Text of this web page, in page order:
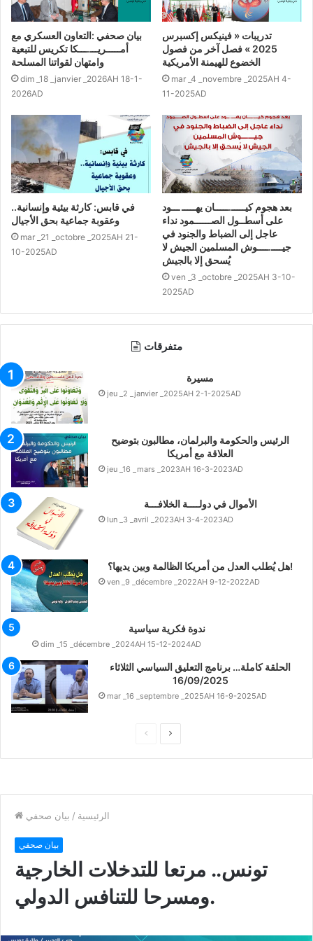
بيان صحفي :التعاون العسكري مع
أمـــــريـــ.ـــكا تكريس للتبعية
وامتهان لقواتنا المسلحة
dim _18 _janvier _2026AH 18-1-
2026AD
تدريبات « فينيكس إكسبرس
2025 » فصل آخر من فصول
الخضوع للهيمنة الأمريكية
mar _4 _novembre _2025AH 4-
11-2025AD
في قابس: كارثة بيئية وإنسانية..
وعقوبة جماعية بحق الأجيال
mar _21 _octobre _2025AH 21-
10-2025AD
بعد هجوم كيـــــ.ـــــان يهـــــ ـــود
على أسطــول الصــــــمود نداء
عاجل إلى الضباط والجنود في
جيــــ.ــــوش المسلمين الجيش لا
يُسحق إلا بالجيش
ven _3 _octobre _2025AH 3-10-
2025AD
متفرقات
مسيرة
jeu _2 _janvier _2025AH 2-1-2025AD
الرئيس والحكومة والبرلمان، مطالبون بتوضيح
العلاقة مع أمريكا
jeu _16 _mars _2023AH 16-3-2023AD
الأموال في دولــــة الخلافـــة
lun _3 _avril _2023AH 3-4-2023AD
هل يُطلب العدل من أمريكا الظالمة وبين يديها؟!
ven _9 _décembre _2022AH 9-12-2022AD
ندوة فكرية سياسية
dim _15 _décembre _2024AH 15-12-2024AD
الحلقة كاملة… برنامج التعليق السياسي الثلاثاء
16/09/2025
mar _16 _septembre _2025AH 16-9-2025AD
ف
ل
س
ا